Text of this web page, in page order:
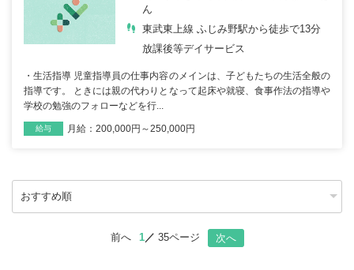
ん
東武東上線 ふじみ野駅から徒歩で13分
放課後等デイサービス
・生活指導 児童指導員の仕事内容のメインは、子どもたちの生活全般の
指導です。 ときには親の代わりとなって起床や就寝、食事作法の指導や
学校の勉強のフォローなどを行...
職種
雇用形態
給与 月給：200,000円～250,000円
前へ 1 35ページ 次へ